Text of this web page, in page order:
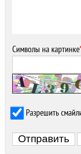
Символы на картинке
Разрешить